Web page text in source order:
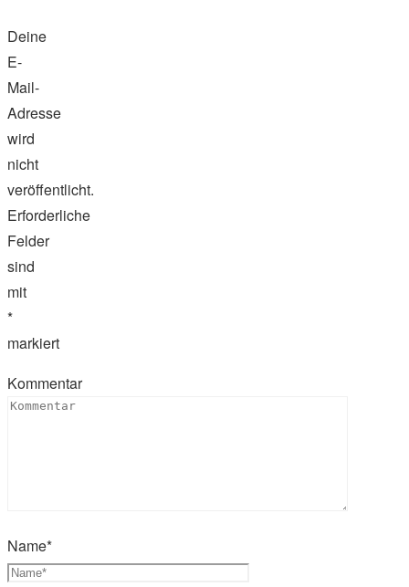
Deine
E-
Mail-
Adresse
wird
nicht
veröffentlicht.
Erforderliche
Felder
sind
mit
*
markiert
Kommentar
Name*